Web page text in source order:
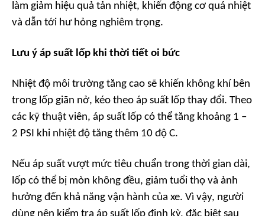
làm giảm hiệu quả tản nhiệt, khiến động cơ quá nhiệt
và dẫn tới hư hỏng nghiêm trọng.
Lưu ý áp suất lốp khi thời tiết oi bức
Nhiệt độ môi trường tăng cao sẽ khiến không khí bên
trong lốp giãn nở, kéo theo áp suất lốp thay đổi. Theo
các kỹ thuật viên, áp suất lốp có thể tăng khoảng 1 –
2 PSI khi nhiệt độ tăng thêm 10 độ C.
Nếu áp suất vượt mức tiêu chuẩn trong thời gian dài,
lốp có thể bị mòn không đều, giảm tuổi thọ và ảnh
hưởng đến khả năng vận hành của xe. Vì vậy, người